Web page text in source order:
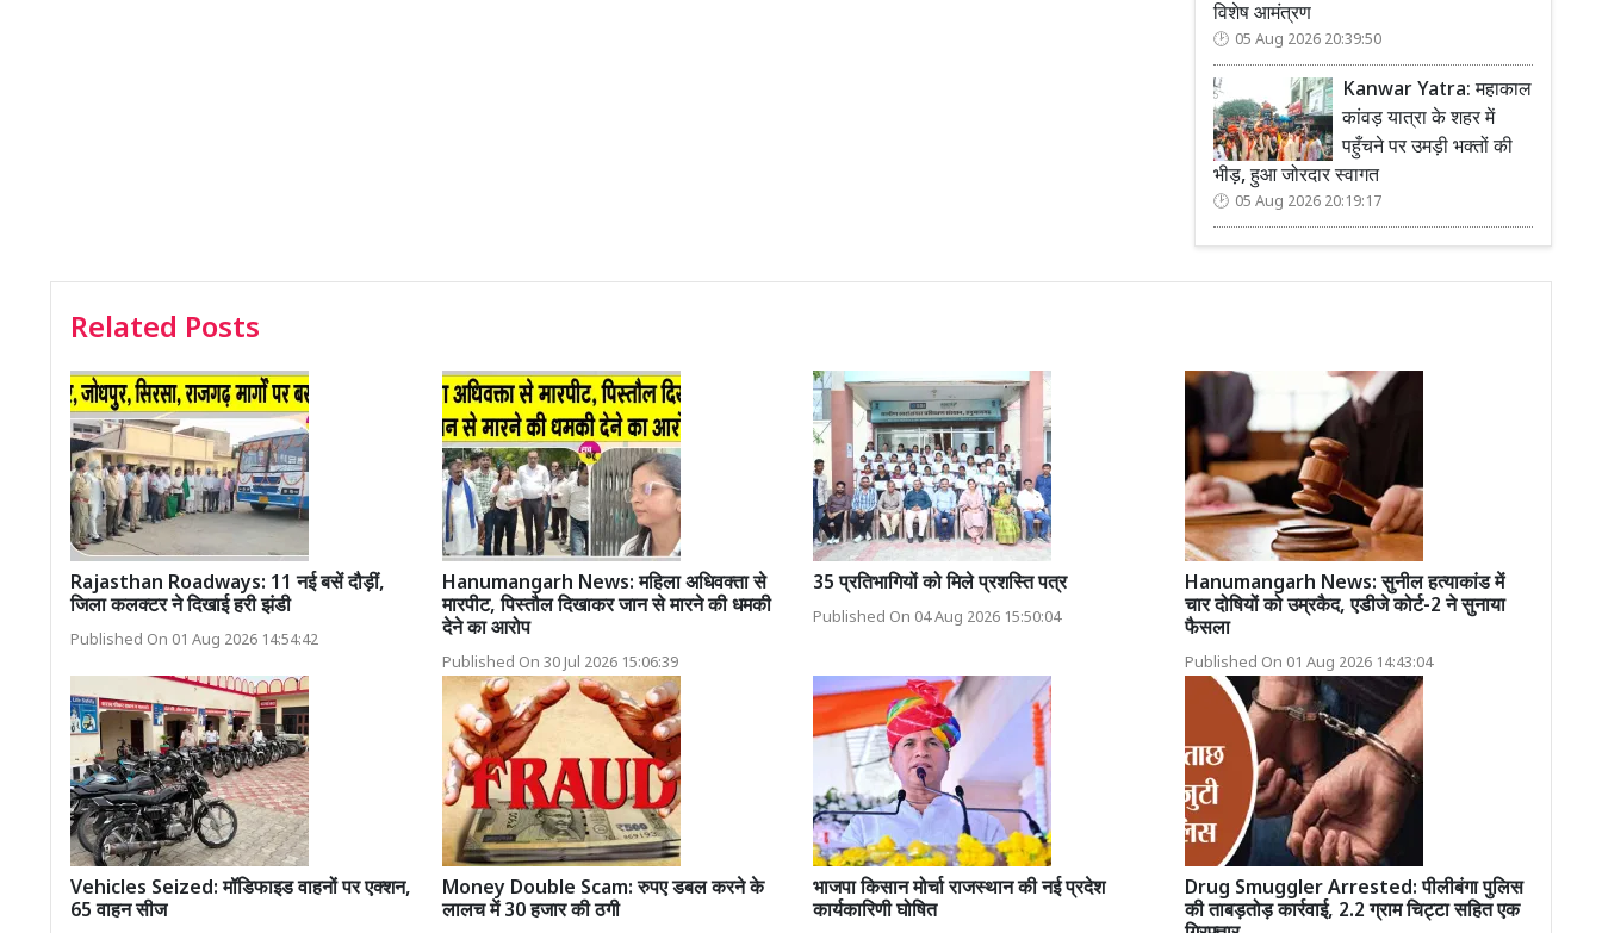
विशेष आमंत्रण
05 Aug 2026 20:39:50
Kanwar Yatra: महाकाल
कांवड़ यात्रा के शहर में
पहुँचने पर उमड़ी भक्तों की
भीड़, हुआ जोरदार स्वागत
05 Aug 2026 20:19:17
Related Posts
Rajasthan Roadways: 11 नई बसें दौड़ीं,
जिला कलक्टर ने दिखाई हरी झंडी
Published On 01 Aug 2026 14:54:42
Hanumangarh News: महिला अधिवक्ता से
मारपीट, पिस्तौल दिखाकर जान से मारने की धमकी
देने का आरोप
Published On 30 Jul 2026 15:06:39
35 प्रतिभागियों को मिले प्रशस्ति पत्र
Published On 04 Aug 2026 15:50:04
Hanumangarh News: सुनील हत्याकांड में
चार दोषियों को उम्रकैद, एडीजे कोर्ट-2 ने सुनाया
फैसला
Published On 01 Aug 2026 14:43:04
Vehicles Seized: मॉडिफाइड वाहनों पर एक्शन,
65 वाहन सीज
Money Double Scam: रुपए डबल करने के
लालच में 30 हजार की ठगी
भाजपा किसान मोर्चा राजस्थान की नई प्रदेश
कार्यकारिणी घोषित
Drug Smuggler Arrested: पीलीबंगा पुलिस
की ताबड़तोड़ कार्रवाई, 2.2 ग्राम चिट्टा सहित एक